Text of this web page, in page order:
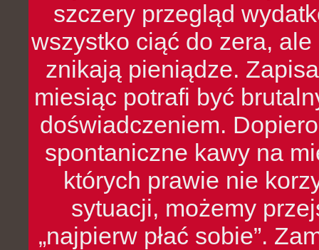
szczery przegląd
wszystko ciąć do zera,
znikają pieniądze.
miesiąc potrafi być
doświadczeniem.
spontaniczne kawy na
których prawie nie
sytuacji, możemy
„najpierw płać sobie”.